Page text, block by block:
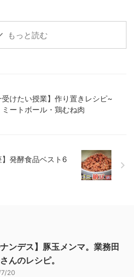
もっと読む
受けたい授業】作り置きレシピ~
ートボール・鶏むね肉
】発酵食品ベスト6
ナンデス】豚玉メンマ。業務田
んのレシピ。
20